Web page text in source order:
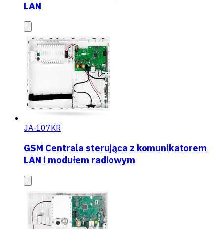
LAN
JA-107KR
GSM Centrala sterująca z komunikatorem
LAN i modułem radiowym